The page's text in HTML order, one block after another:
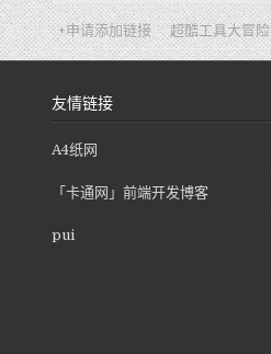
+申请添加链接 超酷工具大冒险
友情链接
A4纸网
「卡通网」前端开发博客
pui